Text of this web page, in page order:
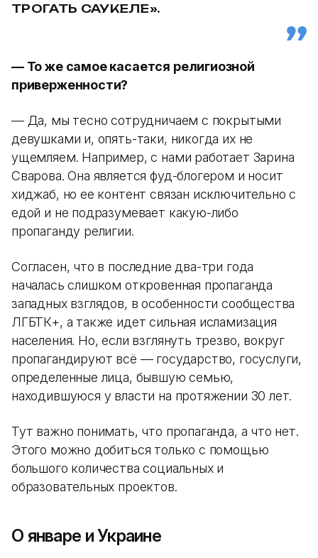
ТРОГАТЬ САУКЕЛЕ».
— То же самое касается религиозной
приверженности?
— Да, мы тесно сотрудничаем с покрытыми
девушками и, опять-таки, никогда их не
ущемляем. Например, с нами работает Зарина
Сварова. Она является фуд-блогером и носит
хиджаб, но ее контент связан исключительно с
едой и не подразумевает какую-либо
пропаганду религии.
Согласен, что в последние два-три года
началась слишком откровенная пропаганда
западных взглядов, в особенности сообщества
ЛГБТК+, а также идет сильная исламизация
населения. Но, если взглянуть трезво, вокруг
пропагандируют всё — государство, госуслуги,
определенные лица, бывшую семью,
находившуюся у власти на протяжении 30 лет.
Тут важно понимать, что пропаганда, а что нет.
Этого можно добиться только с помощью
большого количества социальных и
образовательных проектов.
О январе и Украине